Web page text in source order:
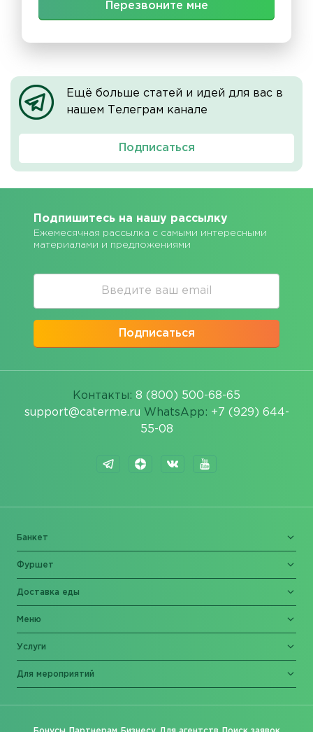
Ещё больше статей и идей для вас в
нашем Телеграм канале
Подписаться
Подпишитесь на нашу рассылку
Ежемесячная рассылка с самыми интересными
материалами и предложениями
Подписаться
Контакты: 8 (800) 500-68-65
support@caterme.ru WhatsApp: +7 (929) 644-
55-08
Банкет
Фуршет
Доставка еды
Меню
Услуги
Для мероприятий